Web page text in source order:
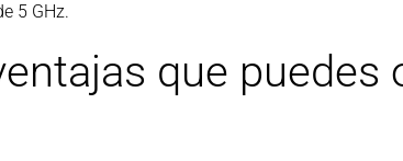
5 GHz.
que puedes